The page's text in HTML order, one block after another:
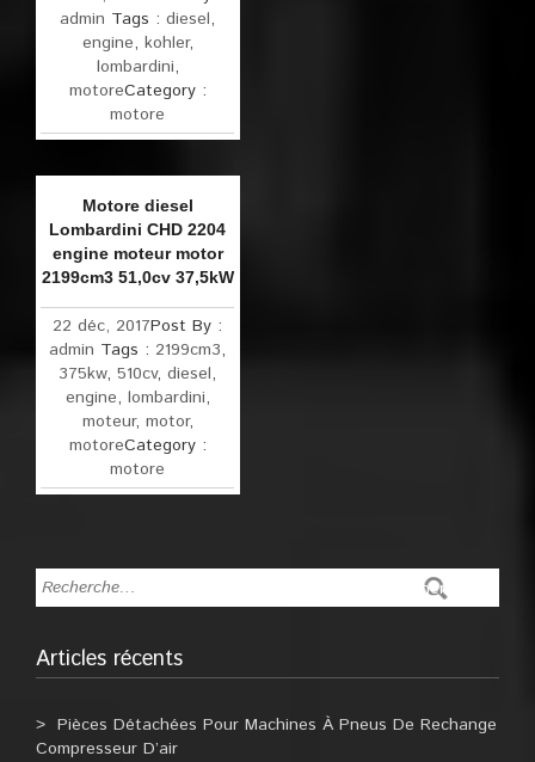
admin Tags :diesel,
engine, kohler,
lombardini,
motoreCategory :
motore
Motore diesel
Lombardini CHD 2204
engine moteur motor
2199cm3 51,0cv 37,5kW
22 déc, 2017Post By :
admin Tags : 2199cm3,
375kw,510cv,diesel,
engine, lombardini,
moteur, motor,
motoreCategory :
motore
Articles récents
Pièces Détachées Pour Machines À Pneus De Rechange
Compresseur D’air